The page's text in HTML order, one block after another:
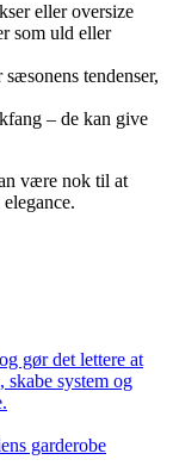
eller oversize
som uld eller
sæsonens tendenser,
– de kan give
være nok til at
gør det lettere at
skabe system og
garderobe